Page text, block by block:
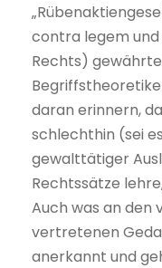
contra legem
Rechts)
daran erinnern,
schlechthin (sei
gewalttätiger
Rechtssätze
Auch was an den
vertretenen
anerkannt und